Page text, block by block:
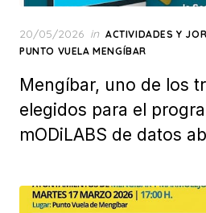
Posted
on
20/05/2026 in ACTIVIDADES Y
PUNTO VUELA MENGÍBAR
Mengíbar, uno de los
elegidos para el
mODiLABS de datos